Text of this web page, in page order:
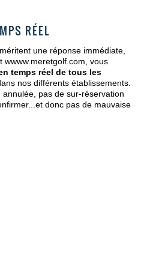
RÉEL
une réponse immédiate,
wwww.meretgolf.com, vous
temps réel de tous les
nos différents établissements.
pas de sur-réservation
donc pas de mauvaise